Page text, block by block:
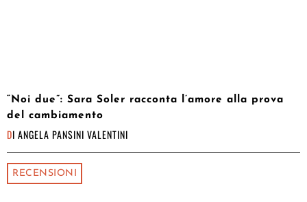
“Noi due”: Sara Soler racconta l’amore alla prova
del cambiamento
DI ANGELA PANSINI VALENTINI
RECENSIONI